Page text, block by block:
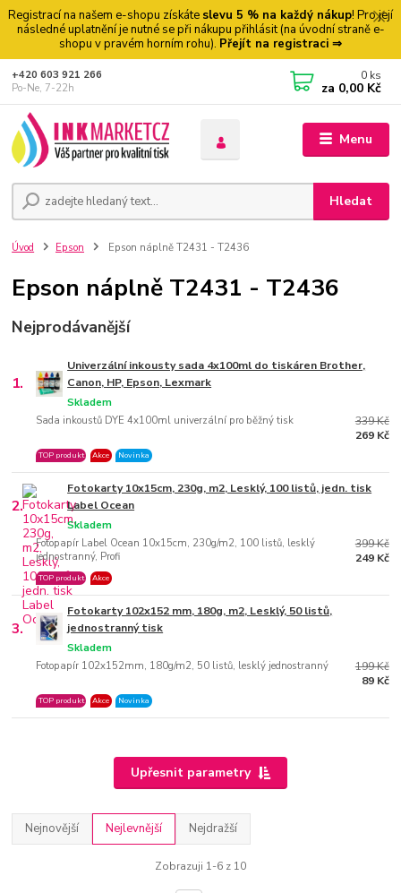
Registrací na našem e-shopu získáte slevu 5 % na každý nákup! Pro její
následné uplatnění je nutné se při nákupu přihlásit (na úvodní straně e-
shopu v pravém horním rohu). Přejít na registraci ⇒
Menu
Hledat
+420 603 921 266
Po-Ne, 7-22h
0 ks
za 0,00 Kč
Úvod Epson Epson náplně T2431 - T2436
Epson náplně T2431 - T2436
Nejprodávanější
1.
Univerzální inkousty sada 4x100ml do tiskáren Brother,
Canon, HP, Epson, Lexmark
Sada inkoustů DYE 4x100ml univerzální pro běžný tisk
Skladem
TOP produkt Akce Novinka
339 Kč
269 Kč
2.
Fotokarty 10x15cm, 230g, m2, Lesklý, 100 listů, jedn. tisk
Label Ocean
Fotopapír Label Ocean 10x15cm, 230g/m2, 100 listů, lesklý
jednostranný, Profi
Skladem
TOP produkt Akce
399 Kč
249 Kč
3.
Fotokarty 102x152 mm, 180g, m2, Lesklý, 50 listů,
jednostranný tisk
Fotopapír 102x152mm, 180g/m2, 50 listů, lesklý jednostranný
Skladem
TOP produkt Akce Novinka
199 Kč
89 Kč
Upřesnit parametry
Nejnovější Nejlevnější Nejdražší
Zobrazuji 1-6 z 10